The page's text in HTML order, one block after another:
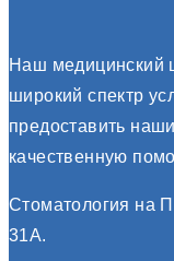
Наш медицинский
широкий спектр
предоставить
качественную
Стоматология на
31А.